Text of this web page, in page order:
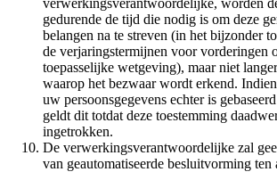
verwerkingsverantwoordelijke, worden
gedurende de tijd die nodig is om deze
belangen na te streven (in het bijzonder
de verjaringstermijnen voor vorderingen
toepasselijke wetgeving), maar niet
waarop het bezwaar wordt erkend.
uw persoonsgegevens echter is
geldt dit totdat deze toestemming
ingetrokken.
De verwerkingsverantwoordelijke zal
van geautomatiseerde besluitvorming ten